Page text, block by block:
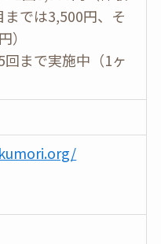
では3,500円、そ
）
まで実施中（1ヶ